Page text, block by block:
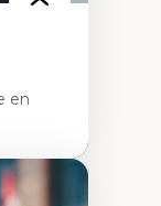
en